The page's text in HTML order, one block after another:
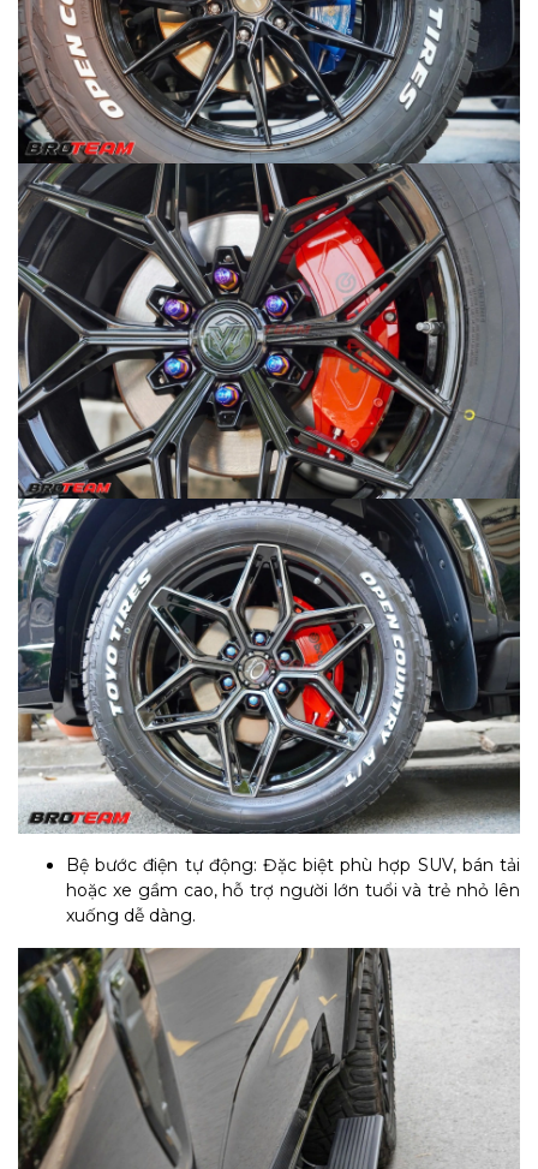
Bệ bước điện tự động: Đặc biệt phù hợp SUV, bán tải
hoặc xe gầm cao, hỗ trợ người lớn tuổi và trẻ nhỏ lên
xuống dễ dàng.